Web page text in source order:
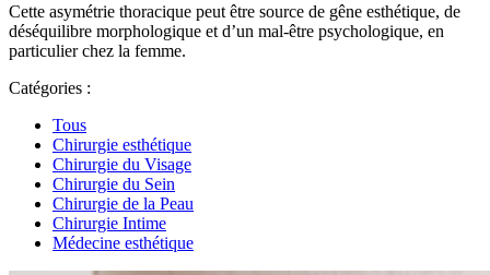
Cette asymétrie thoracique peut être source de gêne esthétique, de
déséquilibre morphologique et d’un mal-être psychologique, en
particulier chez la femme.
Catégories :
Tous
Chirurgie esthétique
Chirurgie du Visage
Chirurgie du Sein
Chirurgie de la Peau
Chirurgie Intime
Médecine esthétique